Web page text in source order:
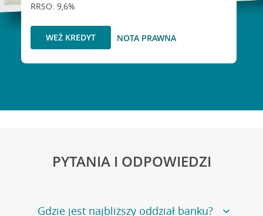
RRSO: 9,6%
WEŹ KREDYT NOTA PRAWNA
PYTANIA I ODPOWIEDZI
Gdzie jest najbliższy oddział banku?